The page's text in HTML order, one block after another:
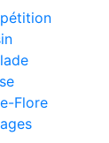
Flore